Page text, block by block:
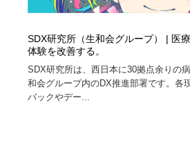
SDX研究所（生和会グループ） | 医
体験を改善する。
SDX研究所は、西日本に30拠点余りの
和会グループ内のDX推進部署です。各
バックやデー...